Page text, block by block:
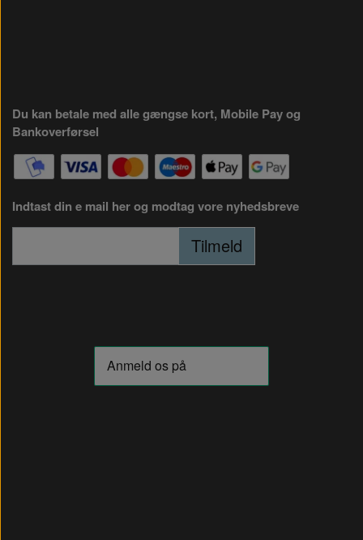
Du kan betale med alle gængse kort, Mobile Pay og
Bankoverførsel
Indtast din e mail her og modtag vore nyhedsbreve
Tilmeld